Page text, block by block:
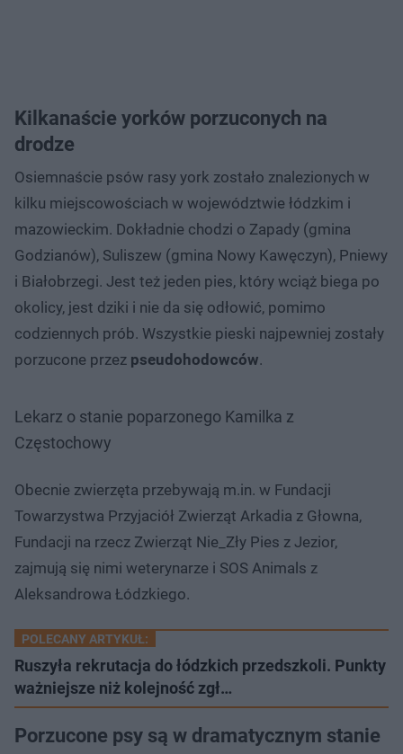
Kilkanaście yorków porzuconych na
drodze
Osiemnaście psów rasy york zostało znalezionych w
kilku miejscowościach w województwie łódzkim i
mazowieckim. Dokładnie chodzi o Zapady (gmina
Godzianów), Suliszew (gmina Nowy Kawęczyn), Pniewy
i Białobrzegi. Jest też jeden pies, który wciąż biega po
okolicy, jest dziki i nie da się odłowić, pomimo
codziennych prób. Wszystkie pieski najpewniej zostały
porzucone przez pseudohodowców.
Lekarz o stanie poparzonego Kamilka z
Częstochowy
Obecnie zwierzęta przebywają m.in. w Fundacji
Towarzystwa Przyjaciół Zwierząt Arkadia z Głowna,
Fundacji na rzecz Zwierząt Nie_Zły Pies z Jezior,
zajmują się nimi weterynarze i SOS Animals z
Aleksandrowa Łódzkiego.
POLECANY ARTYKUŁ:
Ruszyła rekrutacja do łódzkich przedszkoli. Punkty
ważniejsze niż kolejność zgł…
Porzucone psy są w dramatycznym stanie